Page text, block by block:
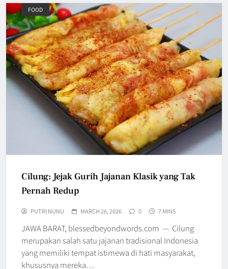
FOOD
Cilung: Jejak Gurih Jajanan Klasik yang Tak
Pernah Redup
PUTRI NUNU MARCH 26, 2026 0 7 MINS
JAWA BARAT, blessedbeyondwords.com — Cilung
merupakan salah satu jajanan tradisional Indonesia
yang memiliki tempat istimewa di hati masyarakat,
khususnya mereka…